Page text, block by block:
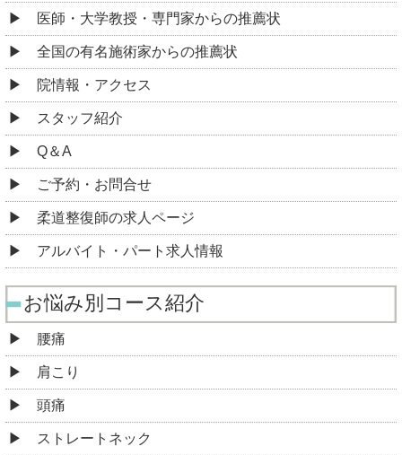
医師・大学教授・専門家からの推薦状
全国の有名施術家からの推薦状
院情報・アクセス
スタッフ紹介
Q＆A
ご予約・お問合せ
柔道整復師の求人ページ
アルバイト・パート求人情報
お悩み別コース紹介
腰痛
肩こり
頭痛
ストレートネック